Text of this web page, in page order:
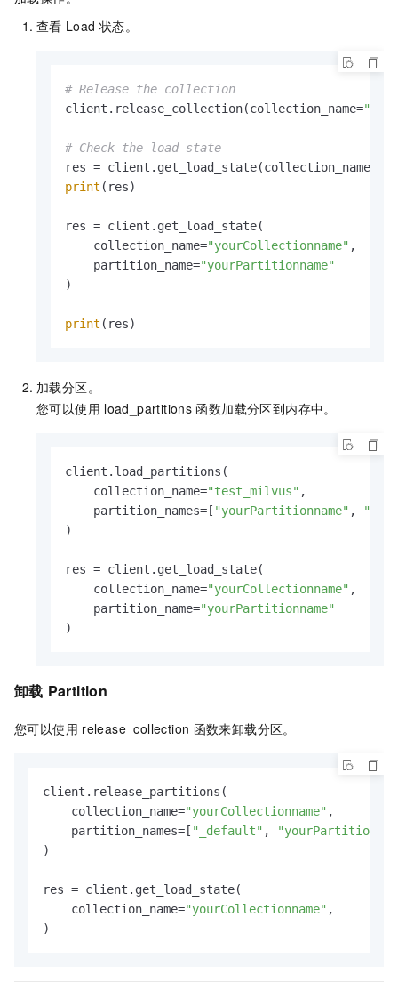
查看 Load 状态。
# Release the collection
client.release_collection(collection_name=
# Check the load state
res = client.get_load_state(collection_name=
print (res)
res = client.get_load_state(
    collection_name=
"yourCollectionname" ,
    partition_name=
"yourPartitionname"
)
print (res)
加载分区。
您可以使用 load_partitions 函数加载分区到内存中。
client.load_partitions(
    collection_name=
"test_milvus" ,
    partition_names=[
"yourPartitionname" ,
)
res = client.get_load_state(
    collection_name=
"yourCollectionname" ,
    partition_name=
"yourPartitionname"
卸载 Partition
您可以使用 release_collection 函数来卸载分区。
client.release_partitions(
    collection_name=
"yourCollectionname" ,
    partition_names=[
"_default" ,
)
res = client.get_load_state(
    collection_name=
"yourCollectionname" ,